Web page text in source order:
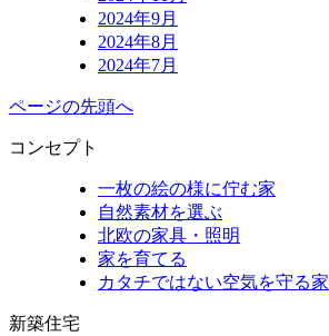
2024年9月
2024年8月
2024年7月
ページの先頭へ
コンセプト
一枚の絵の様に佇む家
自然素材を選ぶ
北欧の家具・照明
家を育てる
カタチではない空気を守る家
新築住宅